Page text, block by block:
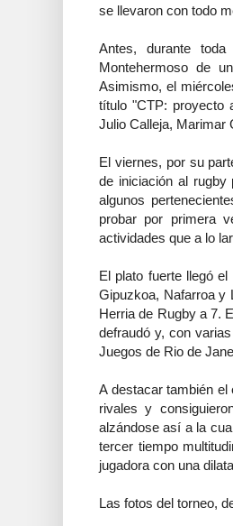
se llevaron con todo
Antes, durante
Montehermoso de
Asimismo, el
título "CTP: proyecto
Julio Calleja, Marimar
El viernes, por su
de iniciación al
algunos
probar por primera
actividades que a lo
El plato fuerte llegó
Gipuzkoa, Nafarroa y
Herria de Rugby a 7.
defraudó y, con
Juegos de Rio de
A destacar también
rivales y
alzándose así a la
tercer tiempo
jugadora con una
Las fotos del torneo,